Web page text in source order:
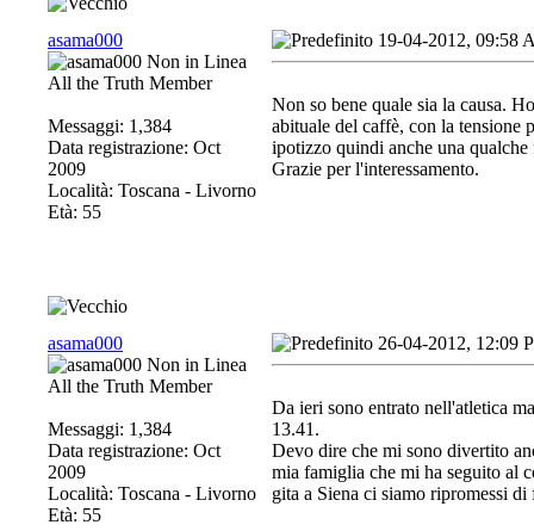
asama000
All the Truth Member
Messaggi: 1,384
Data registrazione: Oct
2009
Località: Toscana - Livorno
Età: 55
19-04-2012, 09:58
Non so bene quale sia la causa.
abituale del caffè, con la tensione
ipotizzo quindi anche una
Grazie per l'interessamento.
asama000
All the Truth Member
Messaggi: 1,384
Data registrazione: Oct
2009
Località: Toscana - Livorno
Età: 55
26-04-2012, 12:09
Da ieri sono entrato nell'atletica
13.41.
Devo dire che mi sono divertito
mia famiglia che mi ha seguito al
gita a Siena ci siamo ripromessi